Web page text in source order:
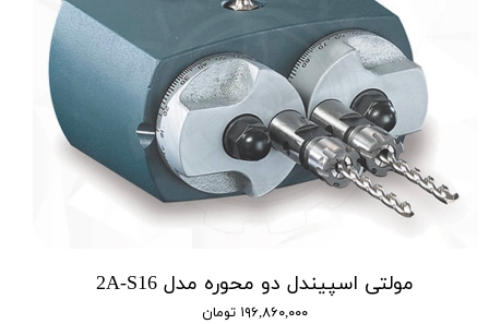
مولتی اسپیندل دو محوره مدل 2A-S16
۱۹۶,۸۶۰,۰۰۰ تومان